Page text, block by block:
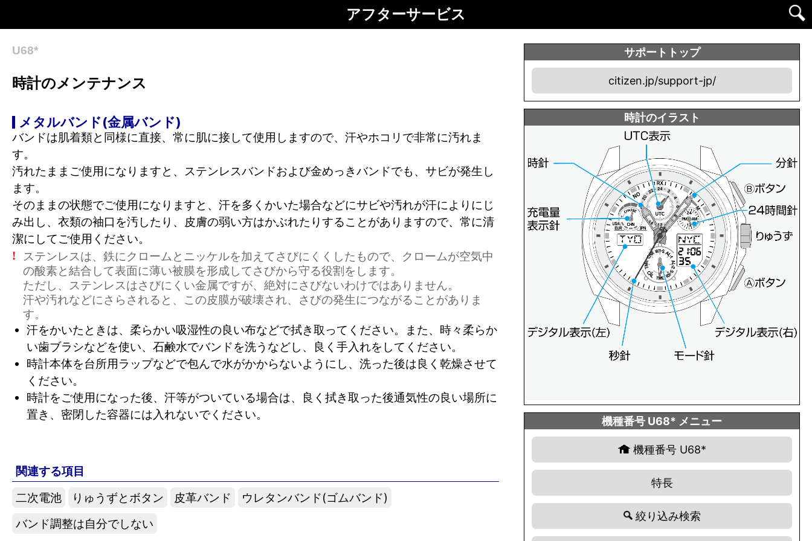
アフターサービス
サポートトップ
citizen.jp/support-jp/
時計のイラスト
機種番号 U68* メニュー
機種番号 U68*
特長
絞り込み検索
U68*
時計のメンテナンス
メタルバンド(金属バンド)
バンドは肌着類と同様に直接、常に肌に接して使用しますので、汗やホコリで非常に汚れま
す。
汚れたままご使用になりますと、ステンレスバンドおよび金めっきバンドでも、サビが発生し
ます。
そのままの状態でご使用になりますと、汗を多くかいた場合などにサビや汚れが汗によりにじ
み出し、衣類の袖口を汚したり、皮膚の弱い方はかぶれたりすることがありますので、常に清
潔にしてご使用ください。
!
ステンレスは、鉄にクロームとニッケルを加えてさびにくくしたもので、クロームが空気中
の酸素と結合して表面に薄い被膜を形成してさびから守る役割をします。
ただし、ステンレスはさびにくい金属ですが、絶対にさびないわけではありません。
汗や汚れなどにさらされると、この皮膜が破壊され、さびの発生につながることがありま
す。
汗をかいたときは、柔らかい吸湿性の良い布などで拭き取ってください。また、時々柔らか
い歯ブラシなどを使い、石鹸水でバンドを洗うなどし、良く手入れをしてください。
時計本体を台所用ラップなどで包んで水がかからないようにし、洗った後は良く乾燥させて
ください。
時計をご使用になった後、汗等がついている場合は、良く拭き取った後通気性の良い場所に
置き、密閉した容器には入れないでください。
関連する項目
二次電池
りゅうずとボタン 皮革バンド
ウレタンバンド(ゴムバンド)
バンド調整は自分でしない